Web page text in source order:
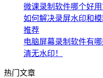
微课录制软件哪个好
如何解决录屏水印和
推荐
电脑屏幕录制软件有
清无水印！
热门文章